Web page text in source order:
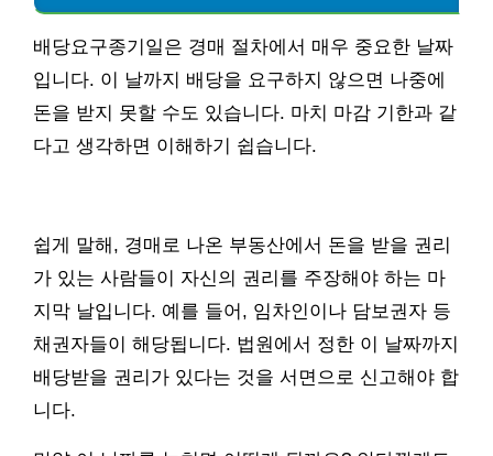
배당요구종기일은 경매 절차에서 매우 중요한 날짜
입니다. 이 날까지 배당을 요구하지 않으면 나중에
돈을 받지 못할 수도 있습니다. 마치 마감 기한과 같
다고 생각하면 이해하기 쉽습니다.
쉽게 말해, 경매로 나온 부동산에서 돈을 받을 권리
가 있는 사람들이 자신의 권리를 주장해야 하는 마
지막 날입니다. 예를 들어, 임차인이나 담보권자 등
채권자들이 해당됩니다. 법원에서 정한 이 날짜까지
배당받을 권리가 있다는 것을 서면으로 신고해야 합
니다.